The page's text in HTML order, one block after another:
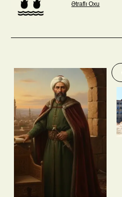
Ətraflı Oxu